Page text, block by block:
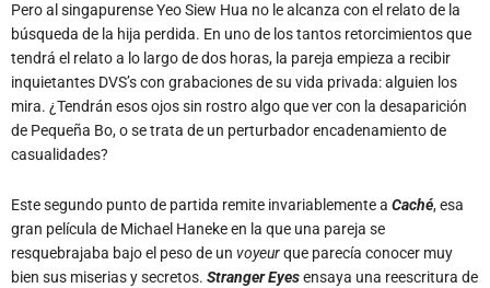
Pero al singapurense Yeo Siew Hua no le alcanza con el relato de la
búsqueda de la hija perdida. En uno de los tantos retorcimientos que
tendrá el relato a lo largo de dos horas, la pareja empieza a recibir
inquietantes DVS’s con grabaciones de su vida privada: alguien los
mira. ¿Tendrán esos ojos sin rostro algo que ver con la desaparición
de Pequeña Bo, o se trata de un perturbador encadenamiento de
casualidades?
Este segundo punto de partida remite invariablemente a Caché, esa
gran película de Michael Haneke en la que una pareja se
resquebrajaba bajo el peso de un voyeurque parecía conocer muy
bien sus miserias y secretos. Stranger Eyesensaya una reescritura de